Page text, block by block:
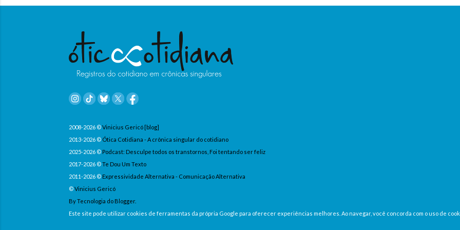
2008-2026 ©Vinicius Gericó [blog]
2013-2026 © Ótica Cotidiana - A crônica singular do cotidiano
2025-2026 © Podcast: Desculpe todos os transtornos, Foi tentando ser feliz
2017-2026 ©Te Dou Um Texto
2011-2026 © Expressividade Alternativa - Comunicação Alternativa
©Vinicius Gericó
By Tecnologia do Blogger.
Este site pode utilizar cookies de ferramentas da própria Google para oferecer experiências melhores. Ao navegar, você concorda com o uso de